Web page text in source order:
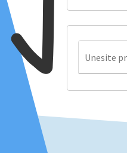
Unesite